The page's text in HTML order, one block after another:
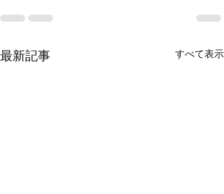
最新記事 すべて表示